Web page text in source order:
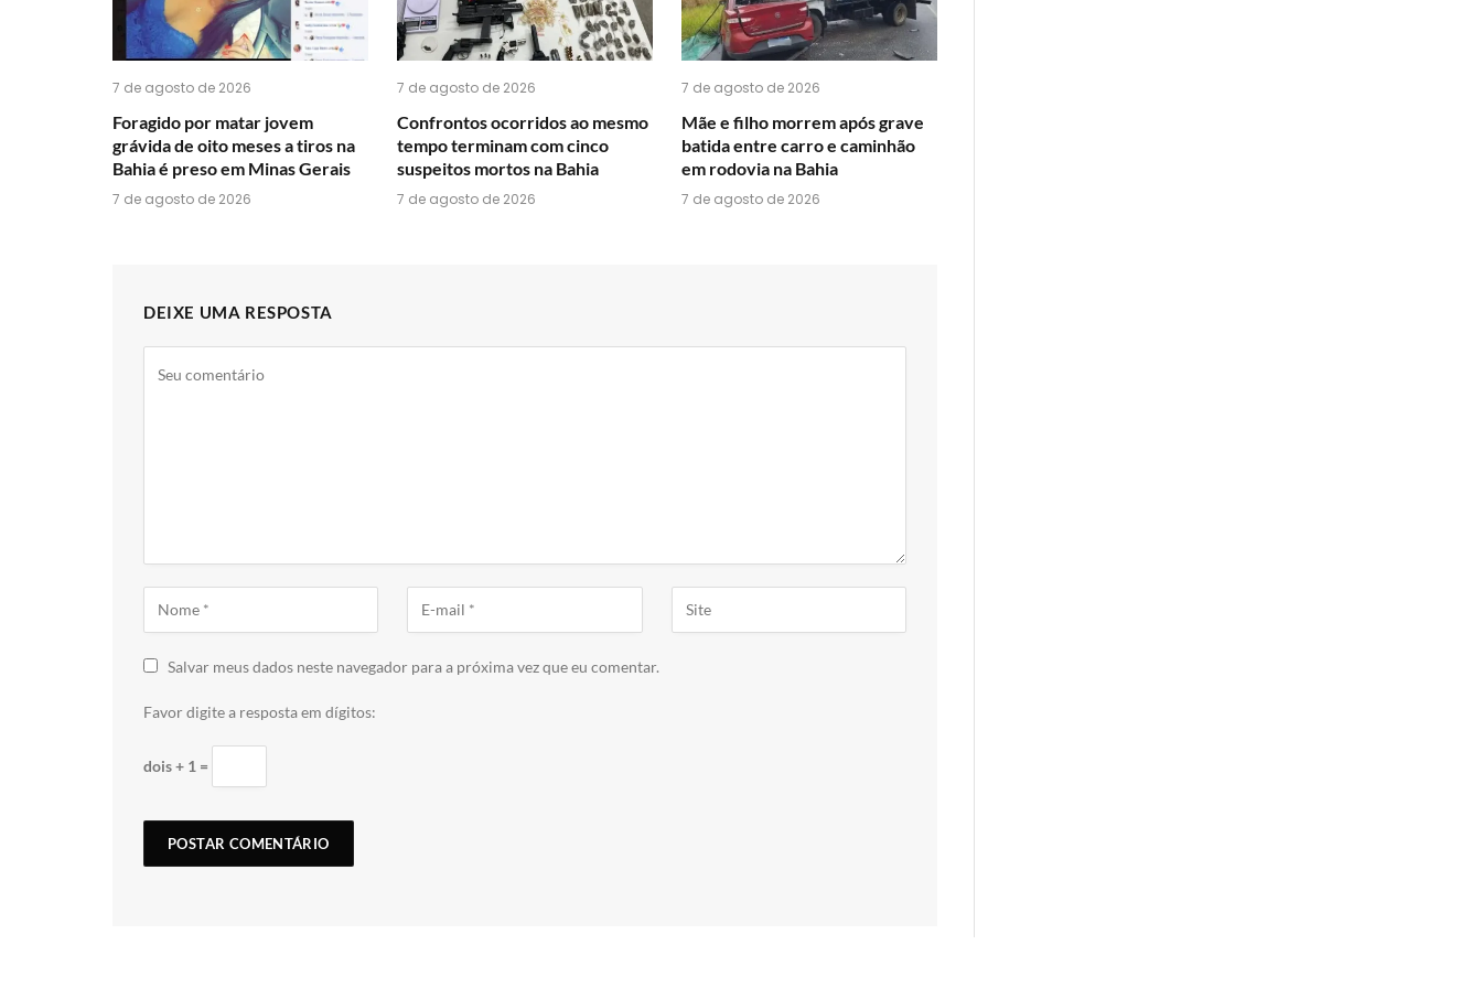
7 de agosto de 2026
Foragido por matar jovem
grávida de oito meses a tiros na
Bahia é preso em Minas Gerais
7 de agosto de 2026
7 de agosto de 2026
Confrontos ocorridos ao mesmo
tempo terminam com cinco
suspeitos mortos na Bahia
7 de agosto de 2026
7 de agosto de 2026
Mãe e filho morrem após grave
batida entre carro e caminhão
em rodovia na Bahia
7 de agosto de 2026
DEIXE UMA RESPOSTA
Salvar meus dados neste navegador para a próxima vez que eu comentar.
Favor digite a resposta em dígitos:
dois + 1 =